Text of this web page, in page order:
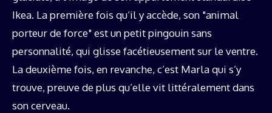
Ikea. La première fois qu’il y accède, son "animal
porteur de force" est un petit pingouin sans
personnalité, qui glisse facétieusement sur le ventre.
La deuxième fois, en revanche, c’est Marla qui s’y
trouve, preuve de plus qu’elle vit littéralement dans
son cerveau.